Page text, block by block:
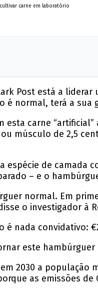
Post está a
é normal, terá a sua
esta carne
músculo de 2,5
espécie de camada
– e o
normal. Em
o investigador à
é nada convidativo:
este
2030 a
as emissões de